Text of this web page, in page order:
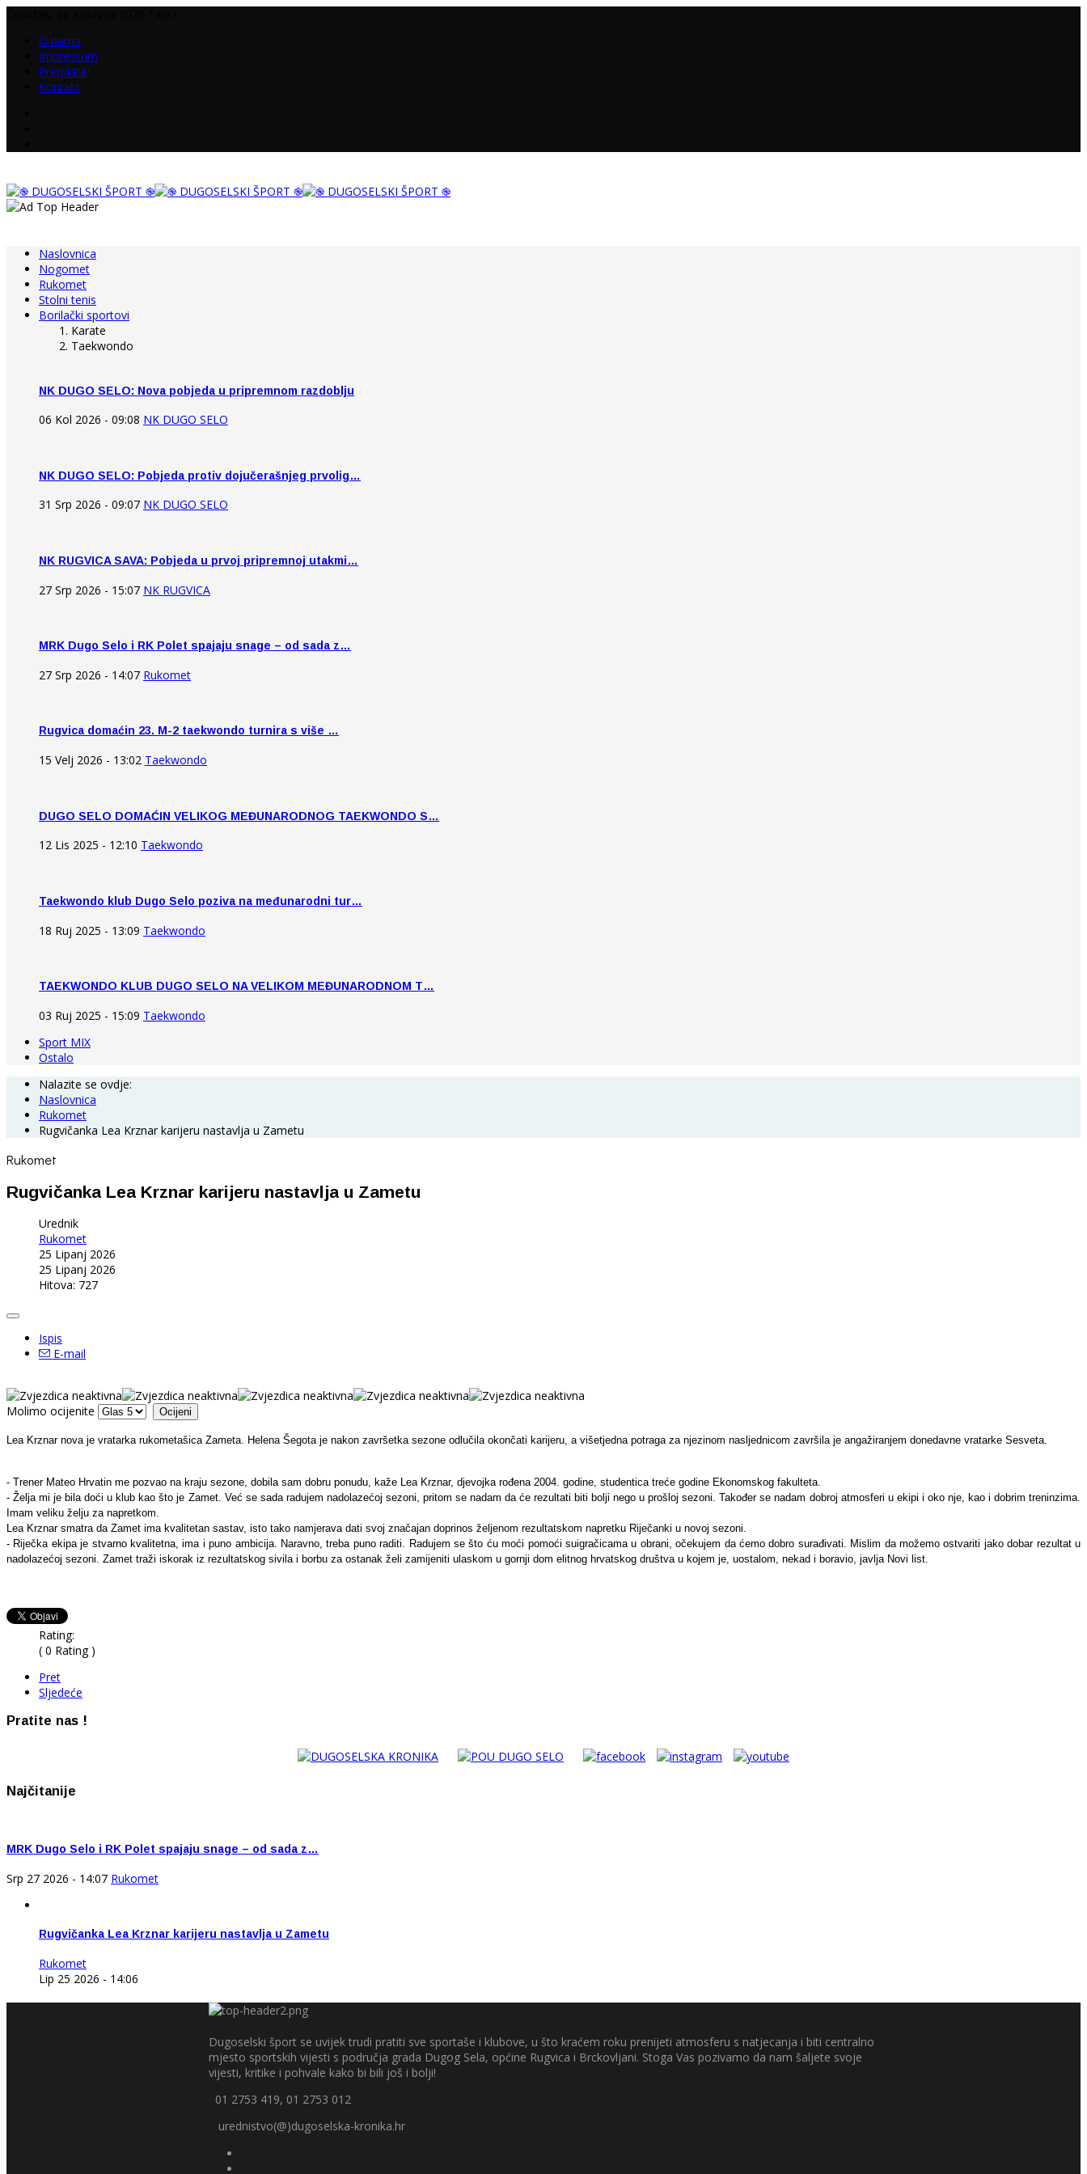
O nama
Impressum
Pretplata
Kontakt
Naslovnica
Nogomet
Rukomet
Stolni tenis
Borilački sportovi
Karate
Taekwondo
NK DUGO SELO: Nova pobjeda u pripremnom razdoblju
06 Kol 2026 - 09:08 NK DUGO SELO
NK DUGO SELO: Pobjeda protiv dojučerašnjeg prvolig…
31 Srp 2026 - 09:07 NK DUGO SELO
NK RUGVICA SAVA: Pobjeda u prvoj pripremnoj utakmi…
27 Srp 2026 - 15:07 NK RUGVICA
MRK Dugo Selo i RK Polet spajaju snage – od sada z…
27 Srp 2026 - 14:07 Rukomet
Rugvica domaćin 23. M-2 taekwondo turnira s više …
15 Velj 2026 - 13:02 Taekwondo
DUGO SELO DOMAĆIN VELIKOG MEĐUNARODNOG TAEKWONDO S…
12 Lis 2025 - 12:10 Taekwondo
Taekwondo klub Dugo Selo poziva na međunarodni tur…
18 Ruj 2025 - 13:09 Taekwondo
TAEKWONDO KLUB DUGO SELO NA VELIKOM MEĐUNARODNOM T…
03 Ruj 2025 - 15:09 Taekwondo
Sport MIX
Ostalo
Nalazite se ovdje:
Naslovnica
Rukomet
Rugvičanka Lea Krznar karijeru nastavlja u Zametu
Rukomet
Rugvičanka Lea Krznar karijeru nastavlja u Zametu
Urednik
Rukomet
25 Lipanj 2026
25 Lipanj 2026
Hitova: 727
Ispis
E-mail
Molimo ocijenite
Lea Krznar nova je vratarka rukometašica Zameta. Helena Šegota je nakon završetka sezone odlučila okončati karijeru, a višetjedna potraga za njezinom nasljednicom završila je angažiranjem donedavne vratarke Sesveta.
- Trener Mateo Hrvatin me pozvao na kraju sezone, dobila sam dobru ponudu, kaže Lea Krznar, djevojka rođena 2004. godine, studentica treće godine Ekonomskog fakulteta.
- Želja mi je bila doći u klub kao što je Zamet. Već se sada radujem nadolazećoj sezoni, pritom se nadam da će rezultati biti bolji nego u prošloj sezoni. Također se nadam dobroj atmosferi u ekipi i oko nje, kao i dobrim treninzima.
Imam veliku želju za napretkom.
Lea Krznar smatra da Zamet ima kvalitetan sastav, isto tako namjerava dati svoj značajan doprinos željenom rezultatskom napretku Riječanki u novoj sezoni.
- Riječka ekipa je stvarno kvalitetna, ima i puno ambicija. Naravno, treba puno raditi. Radujem se što ću moći pomoći suigračicama u obrani, očekujem da ćemo dobro surađivati. Mislim da možemo ostvariti jako dobar rezultat u
nadolazećoj sezoni. Zamet traži iskorak iz rezultatskog sivila i borbu za ostanak želi zamijeniti ulaskom u gornji dom elitnog hrvatskog društva u kojem je, uostalom, nekad i boravio, javlja Novi list.
Rating:
( 0 Rating )
Pret
Sljedeće
Pratite nas !
Najčitanije
MRK Dugo Selo i RK Polet spajaju snage – od sada z…
Srp 27 2026 - 14:07 Rukomet
Rugvičanka Lea Krznar karijeru nastavlja u Zametu
Rukomet
Lip 25 2026 - 14:06
Dugoselski šport se uvijek trudi pratiti sve sportaše i klubove, u što kraćem roku prenijeti atmosferu s natjecanja i biti centralno
mjesto sportskih vijesti s područja grada Dugog Sela, općine Rugvica i Brckovljani. Stoga Vas pozivamo da nam šaljete svoje
vijesti, kritike i pohvale kako bi bili još i bolji!
01 2753 419, 01 2753 012
urednistvo(@)dugoselska-kronika.hr